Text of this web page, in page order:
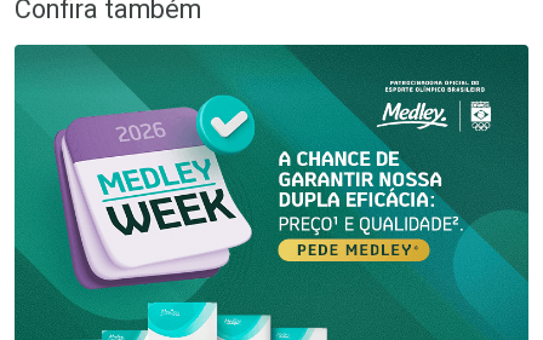
Confira também